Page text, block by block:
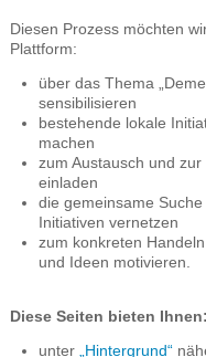
Diesen Prozess möchten
Plattform:
über das Thema
sensibilisieren
bestehende lokale
machen
zum Austausch und
einladen
die gemeinsame
Initiativen vernetzen
zum konkreten
und Ideen motivieren.
Diese Seiten bieten
unter
„Hintergrund“